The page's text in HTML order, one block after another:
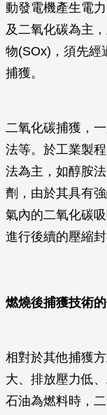
動發電機產生電
及二氧化碳為主
物(SOx)，須先經
捕獲。
二氧化碳捕獲，
法等。於工業製
法為主，如醇胺
劑，由於其具有
氣內的二氧化碳
進行後續的壓縮
燃燒後捕獲技術
相對於其他捕獲
大、排放壓力低
石油為燃料時，